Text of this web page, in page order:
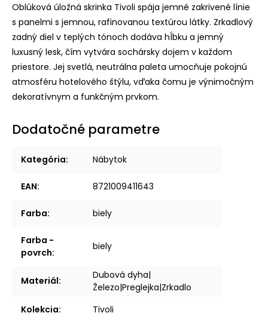
Oblúková úložná skrinka Tivoli spája jemné zakrivené línie
s panelmi s jemnou, rafinovanou textúrou látky. Zrkadlový
zadný diel v teplých tónoch dodáva hĺbku a jemný
luxusný lesk, čím vytvára sochársky dojem v každom
priestore. Jej svetlá, neutrálna paleta umocňuje pokojnú
atmosféru hotelového štýlu, vďaka čomu je výnimočným
dekoratívnym a funkčným prvkom.
Dodatočné parametre
Kategória: Nábytok
EAN: 8721009411643
Farba: biely
Farba -
povrch:
biely
Materiál:
Dubová dyha|
Železo|Preglejka|Zrkadlo
Kolekcia: Tivoli